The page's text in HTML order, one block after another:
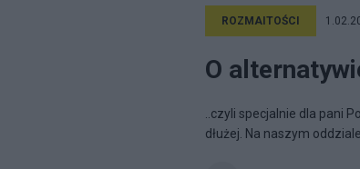
ROZMAITOŚCI
O
..czyli specjalnie dla pani
dłużej. Na naszym